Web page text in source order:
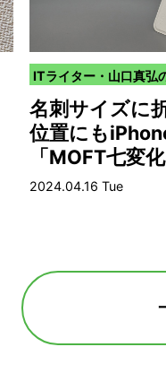
ITライター・山口真弘
名刺サイズに
位置にも
「MOFT七変
2024.04.16 Tue